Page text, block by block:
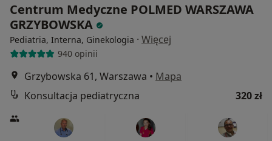
Centrum Medyczne POLMED WARSZAWA
GRZYBOWSKA
Pediatria, Interna, Ginekologia · Więcej
940 opinii
Grzybowska 61, Warszawa • Mapa
Konsultacja pediatryczna
320 zł